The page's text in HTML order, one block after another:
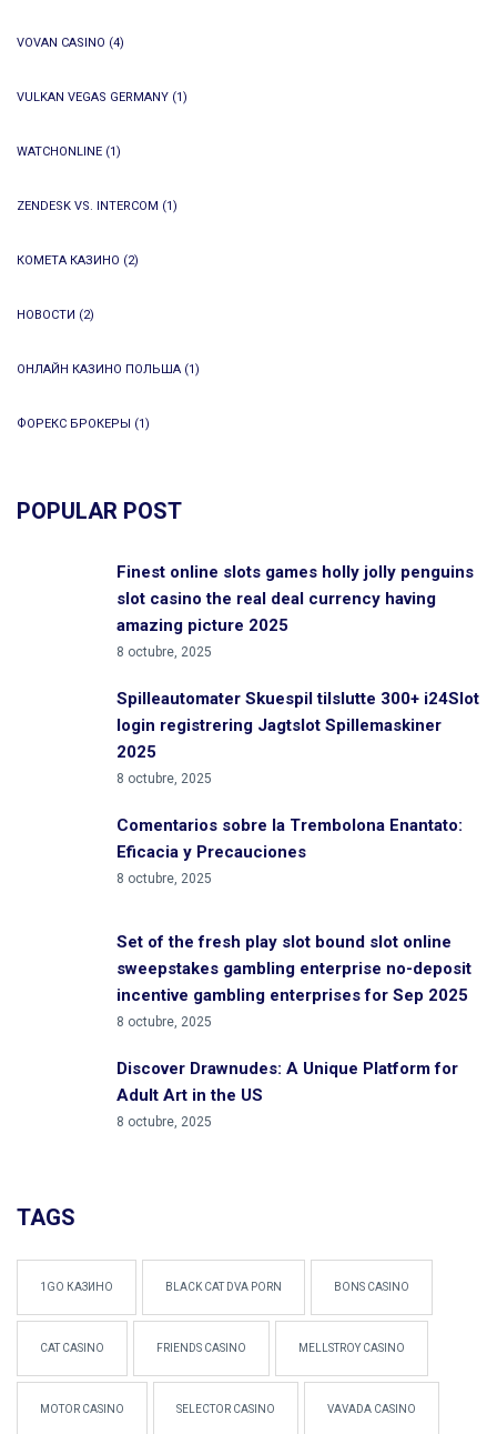
VOVAN CASINO (4)
VULKAN VEGAS GERMANY (1)
WATCHONLINE (1)
ZENDESK VS. INTERCOM (1)
КОМЕТА КАЗИНО (2)
НОВОСТИ (2)
ОНЛАЙН КАЗИНО ПОЛЬША (1)
ФОРЕКС БРОКЕРЫ (1)
POPULAR POST
Finest online slots games holly jolly penguins
slot casino the real deal currency having
amazing picture 2025
8 octubre, 2025
Spilleautomater Skuespil tilslutte 300+ i24Slot
login registrering Jagtslot Spillemaskiner
2025
8 octubre, 2025
Comentarios sobre la Trembolona Enantato:
Eficacia y Precauciones
8 octubre, 2025
Set of the fresh play slot bound slot online
sweepstakes gambling enterprise no-deposit
incentive gambling enterprises for Sep 2025
8 octubre, 2025
Discover Drawnudes: A Unique Platform for
Adult Art in the US
8 octubre, 2025
TAGS
1GO КАЗИНО BLACK CAT DVA PORN BONS CASINO
CAT CASINO FRIENDS CASINO MELLSTROY CASINO
MOTOR CASINO SELECTOR CASINO VAVADA CASINO